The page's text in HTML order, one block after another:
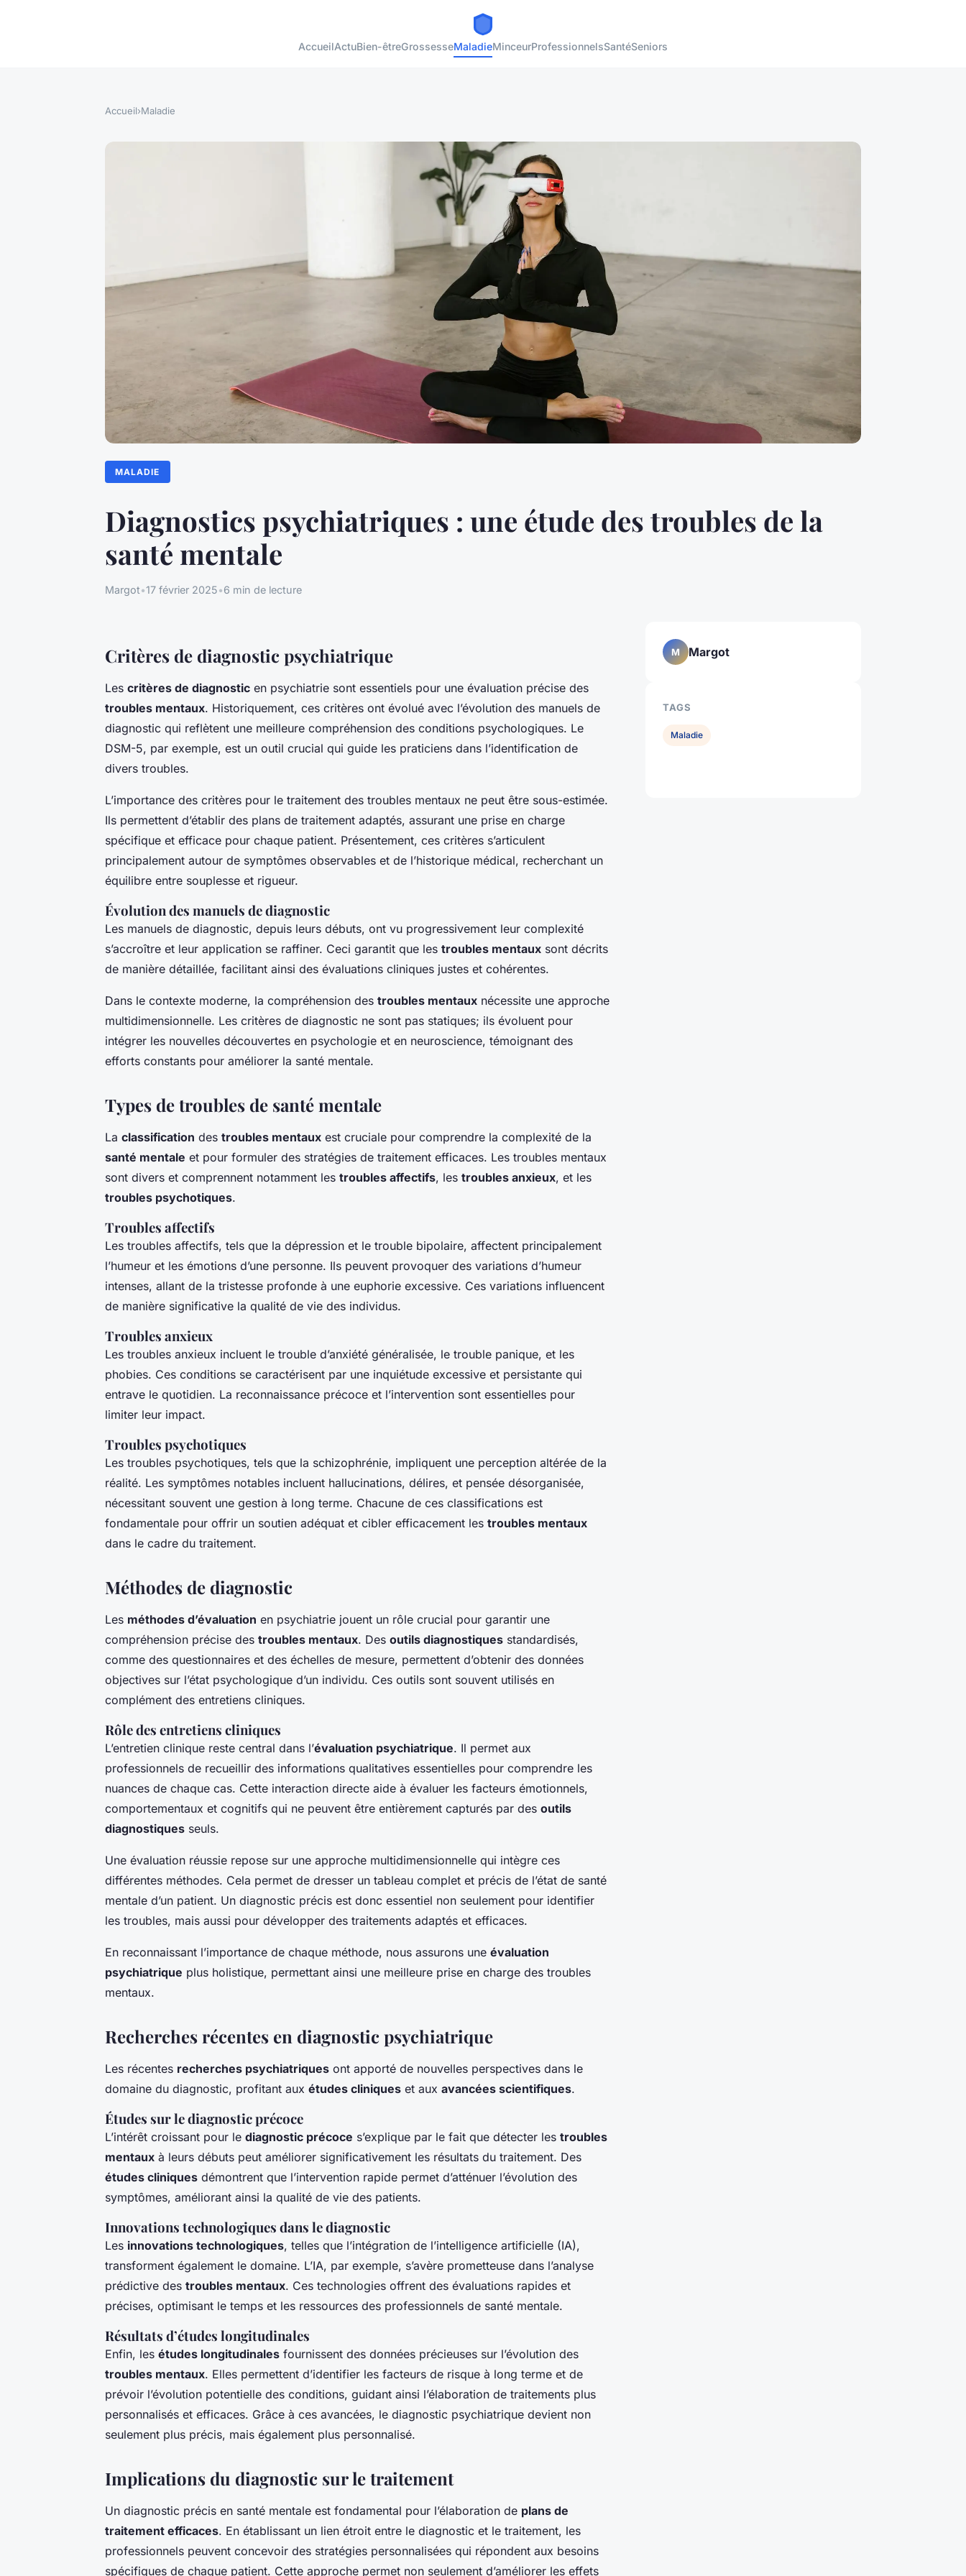
AccueilActuBien-êtreGrossesseMaladieMinceurProfessionnelsSantéSeniors
Accueil›Maladie
MALADIE
Diagnostics psychiatriques : une étude des troubles de la
santé mentale
Margot•17 février 2025•6 min de lecture
Critères de diagnostic psychiatrique
Les critères de diagnostic en psychiatrie sont essentiels pour une évaluation précise des
troubles mentaux. Historiquement, ces critères ont évolué avec l’évolution des manuels de
diagnostic qui reflètent une meilleure compréhension des conditions psychologiques. Le
DSM-5, par exemple, est un outil crucial qui guide les praticiens dans l’identification de
divers troubles.
L’importance des critères pour le traitement des troubles mentaux ne peut être sous-estimée.
Ils permettent d’établir des plans de traitement adaptés, assurant une prise en charge
spécifique et efficace pour chaque patient. Présentement, ces critères s’articulent
principalement autour de symptômes observables et de l’historique médical, recherchant un
équilibre entre souplesse et rigueur.
Évolution des manuels de diagnostic
Les manuels de diagnostic, depuis leurs débuts, ont vu progressivement leur complexité
s’accroître et leur application se raffiner. Ceci garantit que les troubles mentaux sont décrits
de manière détaillée, facilitant ainsi des évaluations cliniques justes et cohérentes.
Dans le contexte moderne, la compréhension des troubles mentaux nécessite une approche
multidimensionnelle. Les critères de diagnostic ne sont pas statiques; ils évoluent pour
intégrer les nouvelles découvertes en psychologie et en neuroscience, témoignant des
efforts constants pour améliorer la santé mentale.
Types de troubles de santé mentale
La classification des troubles mentaux est cruciale pour comprendre la complexité de la
santé mentale et pour formuler des stratégies de traitement efficaces. Les troubles mentaux
sont divers et comprennent notamment les troubles affectifs, les troubles anxieux, et les
troubles psychotiques.
Troubles affectifs
Les troubles affectifs, tels que la dépression et le trouble bipolaire, affectent principalement
l’humeur et les émotions d’une personne. Ils peuvent provoquer des variations d’humeur
intenses, allant de la tristesse profonde à une euphorie excessive. Ces variations influencent
de manière significative la qualité de vie des individus.
Troubles anxieux
Les troubles anxieux incluent le trouble d’anxiété généralisée, le trouble panique, et les
phobies. Ces conditions se caractérisent par une inquiétude excessive et persistante qui
entrave le quotidien. La reconnaissance précoce et l’intervention sont essentielles pour
limiter leur impact.
Troubles psychotiques
Les troubles psychotiques, tels que la schizophrénie, impliquent une perception altérée de la
réalité. Les symptômes notables incluent hallucinations, délires, et pensée désorganisée,
nécessitant souvent une gestion à long terme. Chacune de ces classifications est
fondamentale pour offrir un soutien adéquat et cibler efficacement les troubles mentaux
dans le cadre du traitement.
Méthodes de diagnostic
Les méthodes d’évaluation en psychiatrie jouent un rôle crucial pour garantir une
compréhension précise des troubles mentaux. Des outils diagnostiques standardisés,
comme des questionnaires et des échelles de mesure, permettent d’obtenir des données
objectives sur l’état psychologique d’un individu. Ces outils sont souvent utilisés en
complément des entretiens cliniques.
Rôle des entretiens cliniques
L’entretien clinique reste central dans l’évaluation psychiatrique. Il permet aux
professionnels de recueillir des informations qualitatives essentielles pour comprendre les
nuances de chaque cas. Cette interaction directe aide à évaluer les facteurs émotionnels,
comportementaux et cognitifs qui ne peuvent être entièrement capturés par des outils
diagnostiques seuls.
Une évaluation réussie repose sur une approche multidimensionnelle qui intègre ces
différentes méthodes. Cela permet de dresser un tableau complet et précis de l’état de santé
mentale d’un patient. Un diagnostic précis est donc essentiel non seulement pour identifier
les troubles, mais aussi pour développer des traitements adaptés et efficaces.
En reconnaissant l’importance de chaque méthode, nous assurons une évaluation
psychiatrique plus holistique, permettant ainsi une meilleure prise en charge des troubles
mentaux.
Recherches récentes en diagnostic psychiatrique
Les récentes recherches psychiatriques ont apporté de nouvelles perspectives dans le
domaine du diagnostic, profitant aux études cliniques et aux avancées scientifiques.
Études sur le diagnostic précoce
L’intérêt croissant pour le diagnostic précoce s’explique par le fait que détecter les troubles
mentaux à leurs débuts peut améliorer significativement les résultats du traitement. Des
études cliniques démontrent que l’intervention rapide permet d’atténuer l’évolution des
symptômes, améliorant ainsi la qualité de vie des patients.
Innovations technologiques dans le diagnostic
Les innovations technologiques, telles que l’intégration de l’intelligence artificielle (IA),
transforment également le domaine. L’IA, par exemple, s’avère prometteuse dans l’analyse
prédictive des troubles mentaux. Ces technologies offrent des évaluations rapides et
précises, optimisant le temps et les ressources des professionnels de santé mentale.
Résultats d’études longitudinales
Enfin, les études longitudinales fournissent des données précieuses sur l’évolution des
troubles mentaux. Elles permettent d’identifier les facteurs de risque à long terme et de
prévoir l’évolution potentielle des conditions, guidant ainsi l’élaboration de traitements plus
personnalisés et efficaces. Grâce à ces avancées, le diagnostic psychiatrique devient non
seulement plus précis, mais également plus personnalisé.
Implications du diagnostic sur le traitement
Un diagnostic précis en santé mentale est fondamental pour l’élaboration de plans de
traitement efficaces. En établissant un lien étroit entre le diagnostic et le traitement, les
professionnels peuvent concevoir des stratégies personnalisées qui répondent aux besoins
spécifiques de chaque patient. Cette approche permet non seulement d’améliorer les effets
M Margot
TAGS
Maladie